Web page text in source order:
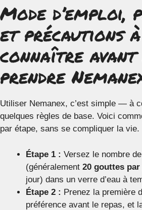
Mode d’emploi,
et précautions à
connaître avant
prendre
Utiliser Nemanex, c’est simple — à
quelques règles de base. Voici
par étape, sans se compliquer la vie.
Étape 1 : Versez le nombre
(généralement 20 gouttes
jour) dans un verre d’eau à
Étape 2 : Prenez la première
préférence avant le repas, et